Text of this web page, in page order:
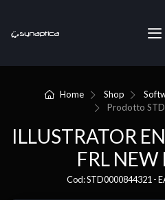
Home Shop
Prodotto
ILLUSTRATOR
FRL NEW
Cod: STD0000844321 -